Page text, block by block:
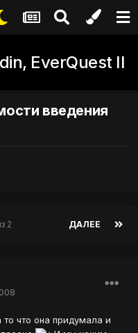
EverQuest II
введения
ДАЛЕЕ
2
что она придумала и